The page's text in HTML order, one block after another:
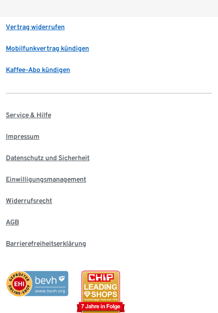
Vertrag widerrufen
Mobilfunkvertrag kündigen
Kaffee-Abo kündigen
Service & Hilfe
Impressum
Datenschutz und Sicherheit
Einwilligungsmanagement
Widerrufsrecht
AGB
Barrierefreiheitserklärung